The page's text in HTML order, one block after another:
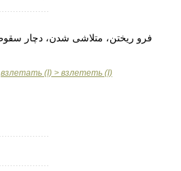
взлетать (I) > взлететь (I)